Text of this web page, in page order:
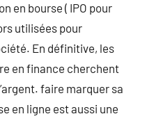
en bourse ( IPO pour
utilisées pour
En définitive, les
en finance cherchent
faire marquer sa
en ligne est aussi une